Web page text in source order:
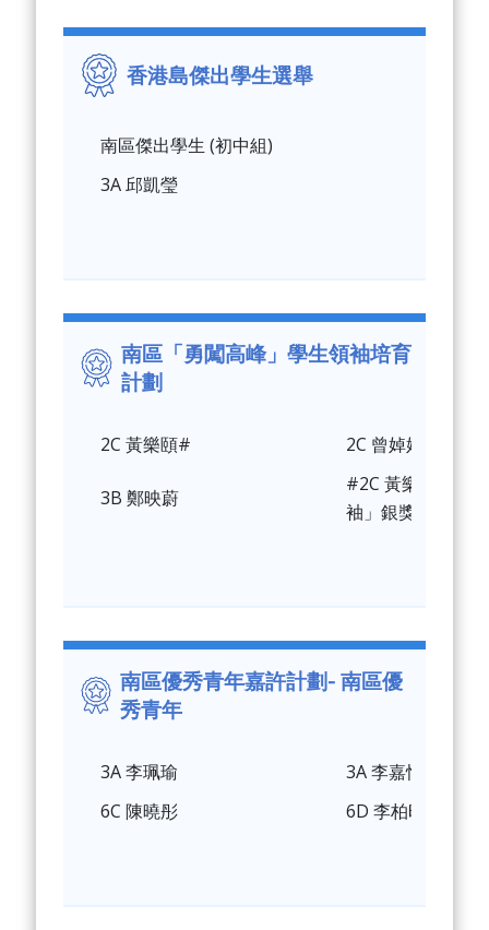
香港島傑出學生選舉
南區傑出學生 (初中組)
3A 邱凱瑩
南區「勇闖高峰」學生領袖培育
計劃
2C 黃樂頤# 2C 曾婥婷
3B 鄭映蔚
#2C 黃樂頤 獲頒
袖」銀獎
南區優秀青年嘉許計劃- 南區優
秀青年
3A 李珮瑜
3A 李嘉恬
6C 陳曉彤
6D 李柏昕